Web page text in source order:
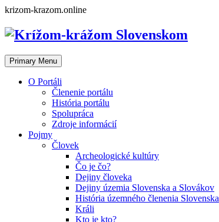
Skip
content
krizom-krazom.online
Primary Menu
O Portáli
Členenie portálu
História portálu
Spolupráca
Zdroje informácií
Pojmy
Človek
Archeologické kultúry
Čo je čo?
Dejiny človeka
Dejiny územia Slovenska a Slovákov
História územného členenia Slovenska
Králi
Kto je kto?